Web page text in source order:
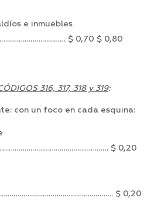
e inmuebles
$ 0,70 $ 0,80
316, 317, 318 y 319:
con un foco en cada esquina:
$ 0,20
$ 0,20